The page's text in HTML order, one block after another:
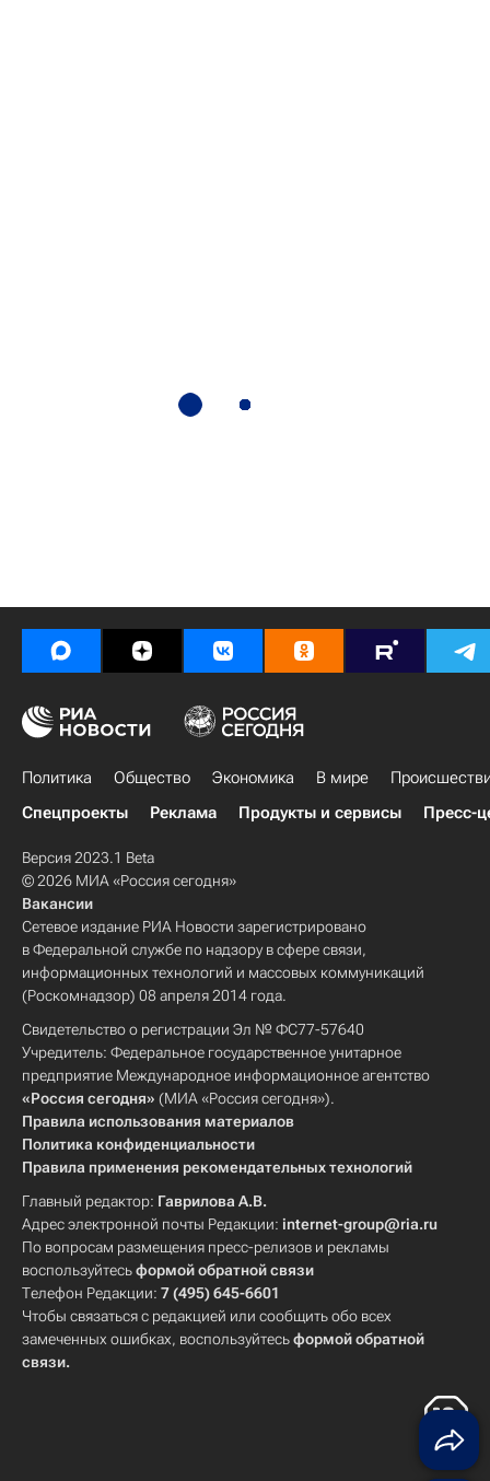
Политика Общество Экономика В мире
Спецпроекты
Реклама Продукты и сервисы Пресс-
Версия 2023.1 Beta
© 2026 МИА «Россия сегодня»
Вакансии
Сетевое издание РИА Новости зарегистрировано
в Федеральной службе по надзору в сфере связи,
информационных технологий и массовых коммуникаций
(Роскомнадзор) 08 апреля 2014 года.
Свидетельство о регистрации Эл № ФС77-57640
Учредитель: Федеральное государственное унитарное
предприятие Международное информационное агентство
«Россия сегодня» (МИА «Россия сегодня»).
Правила использования материалов
Политика конфиденциальности
Правила применения рекомендательных технологий
Главный редактор: Гаврилова А.В.
Адрес электронной почты Редакции: internet-group@ria.ru
По вопросам размещения пресс-релизов и рекламы
воспользуйтесьформой обратной связи
Телефон Редакции: 7 (495) 645-6601
Чтобы связаться с редакцией или сообщить обо всех
замеченных ошибках, воспользуйтесьформой обратной
связи.